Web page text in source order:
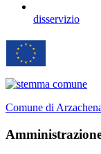
disservizio
Comune di